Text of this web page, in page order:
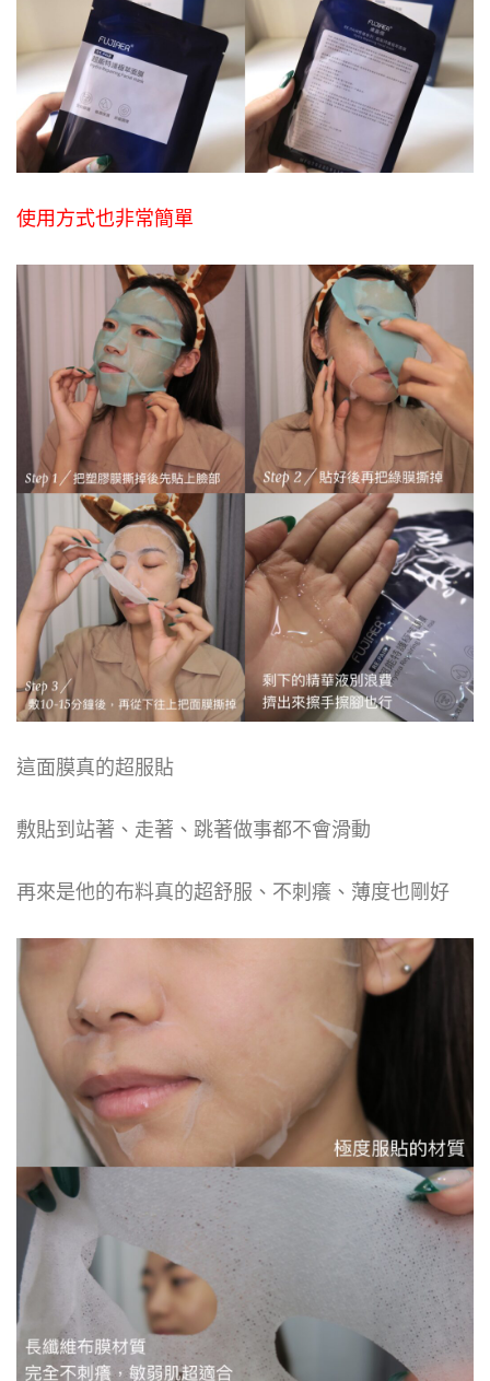
使用方式也非常簡單
這面膜真的超服貼
敷貼到站著、走著、跳著做事都不會滑動
再來是他的布料真的超舒服、不刺癢、薄度也剛好